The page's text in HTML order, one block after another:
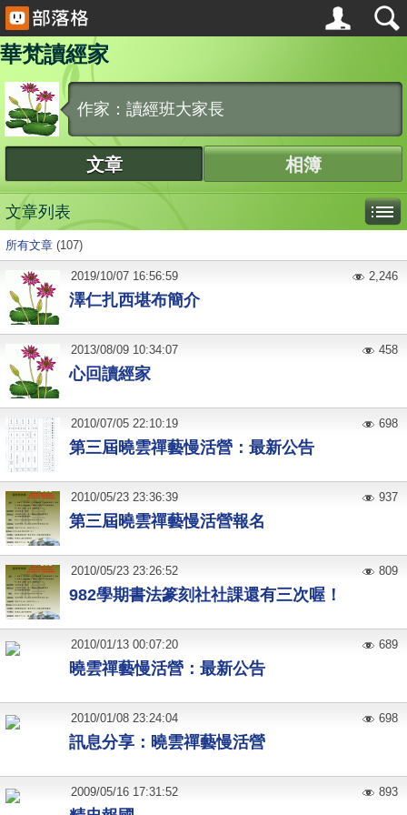
華梵讀經家
作家：讀經班大家長
文章 相簿
文章列表
所有文章 (107)
澤仁扎西堪布簡介
2019/10/07 16:56:59 2,246
心回讀經家
2013/08/09 10:34:07 458
第三屆曉雲禪藝慢活營：最新公告
2010/07/05 22:10:19 698
第三屆曉雲禪藝慢活營報名
2010/05/23 23:36:39 937
982學期書法篆刻社社課還有三次喔！
2010/05/23 23:26:52 809
曉雲禪藝慢活營：最新公告
2010/01/13 00:07:20 689
訊息分享：曉雲禪藝慢活營
2010/01/08 23:24:04 698
2009/05/16 17:31:52 893